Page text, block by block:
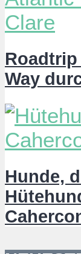
Way
Hunde,